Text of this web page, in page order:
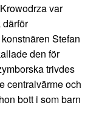
var
Stefan
den för
trivdes
centralvärme och
bott i som barn